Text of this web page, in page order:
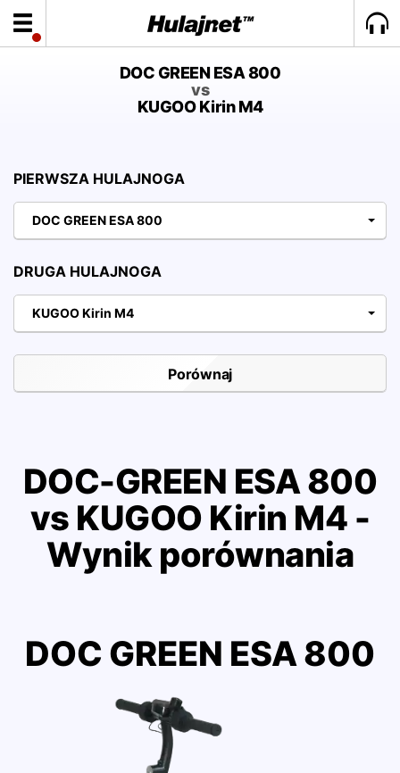
DOC GREEN ESA 800
vs
KUGOO Kirin M4
PIERWSZA HULAJNOGA
DOC GREEN ESA 800
DRUGA HULAJNOGA
KUGOO Kirin M4
DOC-GREEN ESA 800
vs KUGOO Kirin M4 -
Wynik porównania
DOC GREEN ESA 800